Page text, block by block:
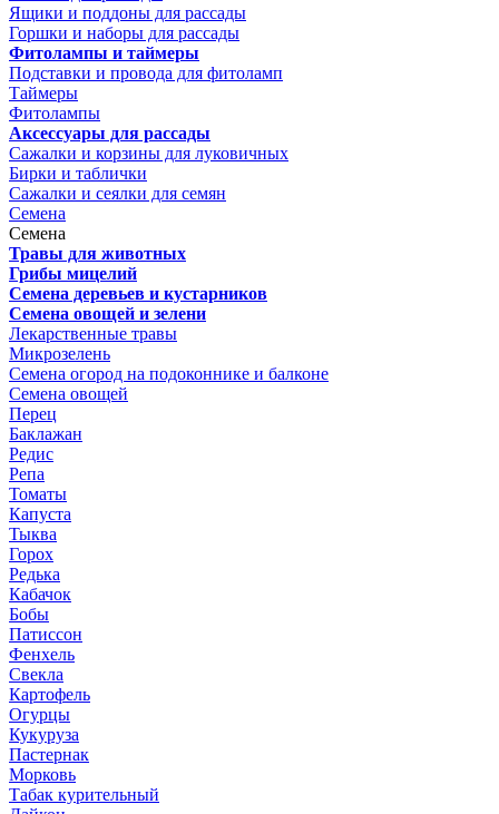
Ящики и поддоны для рассады
Горшки и наборы для рассады
Фитолампы и таймеры
Подставки и провода для фитоламп
Таймеры
Фитолампы
Аксессуары для рассады
Сажалки и корзины для луковичных
Бирки и таблички
Сажалки и сеялки для семян
Семена
Семена
Травы для животных
Грибы мицелий
Семена деревьев и кустарников
Семена овощей и зелени
Лекарственные травы
Микрозелень
Семена огород на подоконнике и балконе
Семена овощей
Перец
Баклажан
Редис
Репа
Томаты
Капуста
Тыква
Горох
Редька
Кабачок
Бобы
Патиссон
Фенхель
Свекла
Картофель
Огурцы
Кукуруза
Пастернак
Морковь
Табак курительный